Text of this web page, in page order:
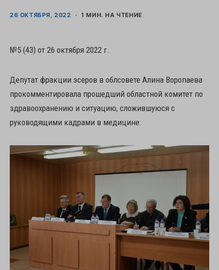
26 ОКТЯБРЯ, 2022 1 МИН. НА ЧТЕНИЕ
№5 (43) от 26 октября 2022 г.
Депутат фракции эсеров в облсовете Алина Воропаева
прокомментировала прошедший областной комитет по
здравоохранению и ситуацию, сложившуюся с
руководящими кадрами в медицине: